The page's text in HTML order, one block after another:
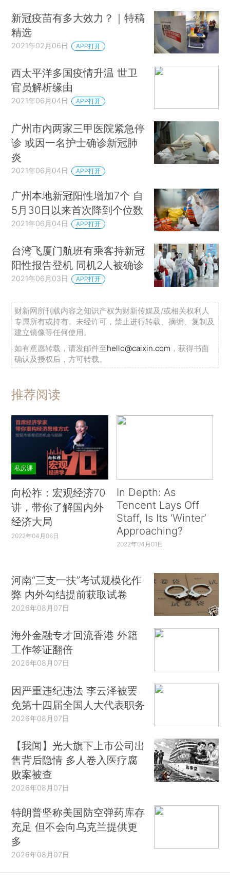
新冠疫苗有多大效力？｜特稿
精选
2021年02月06日 APP打开
西太平洋多国疫情升温 世卫
官员解析缘由
2021年06月04日 APP打开
广州市内两家三甲医院紧急停
诊 或因一名护士确诊新冠肺
炎
2021年06月04日 APP打开
广州本地新冠阳性增加7个 自
5月30日以来首次降到个位数
2021年06月04日 APP打开
台湾飞厦门航班有乘客持新冠
阳性报告登机 同机2人被确诊
2021年06月03日 APP打开
财新网所刊载内容之知识产权为财新传媒及/或相关权利人
专属所有或持有。未经许可，禁止进行转载、摘编、复制及
建立镜像等任何使用。
如有意愿转载，请发邮件至hello@caixin.com ，获得书面
确认及授权后，方可转载。
推荐阅读
私房课
向松祚：宏观经济70
讲，带你了解国内外
经济大局
2022年04月06日
In Depth: As
Tencent Lays Off
Staff, Is Its ‘Winter’
Approaching?
2022年04月01日
河南“三支一扶”考试规模化作
弊 内外勾结提前获取试卷
2026年08月07日
海外金融专才回流香港 外籍
工作签证翻倍
2026年08月07日
因严重违纪违法 李云泽被罢
免第十四届全国人大代表职务
2026年08月07日
【我闻】光大旗下上市公司出
售背后隐情 多人卷入医疗腐
败案被查
2026年08月07日
特朗普坚称美国防空弹药库存
充足 但不会向乌克兰提供更
多
2026年08月07日